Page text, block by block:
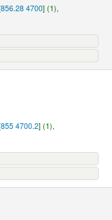
856.28 4700] (1),
855 4700.2] (1),